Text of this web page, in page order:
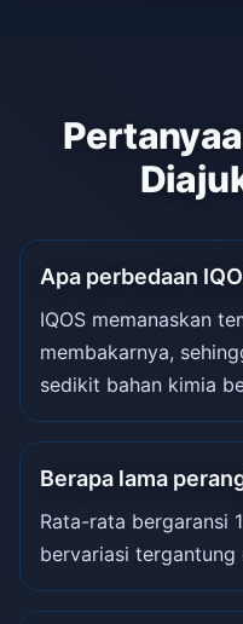
Apa perbedaan
IQOS memanaskan
membakarnya,
sedikit bahan kimia
Berapa lama
Rata-rata bergaransi
bervariasi tergantung